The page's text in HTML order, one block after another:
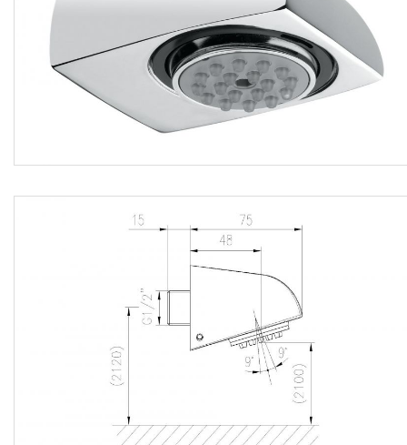
idrica interponendo le guarnizioni con filtro da 1/2", viti e
tasselli, il risciacquo accurato delle tubazioni prima di
iniziare le operazioni di montaggio, il controllo della tenuta
dei collegamenti, l’espulsione dell’eccedenza di grasso ed
ulteriori detriti eventualmente presenti tramite il deflusso di
una buona quantità di acqua calda, le eventuali assistenze
polvere, il trasporto delle macerie al piano di carico con lo
prestazione accessoria occorrente per eseguire l’opera a